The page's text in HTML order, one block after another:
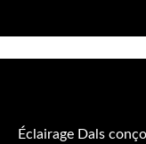
Éclairage Dals